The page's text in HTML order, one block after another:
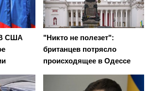
США
"Никто не полезет":
британцев потрясло
происходящее в Одессе